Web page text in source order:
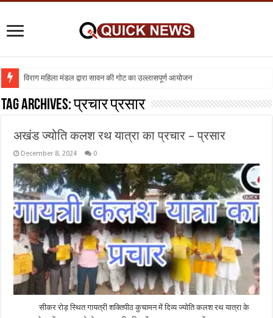
विराग महिला मंडल द्वारा सावन की गोट का उल्लासपूर्ण आयोजन
शिक्षा का व्यवसायीकरण क्यों : तो क्या निजी विद्यालय बंद कर दिए जाए
Tag Archives:प्रचार प्रसार
अखंड ज्योति कलश रथ यात्रा का प्रचार – प्रसार
December 8, 2024 0
सीकर रोड़ स्थित गायत्री शक्तिपीठ कुचामन में दिव्य ज्योति कलश रथ यात्रा के